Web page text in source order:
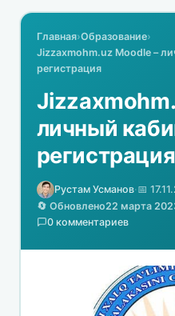
Главная›Образование›
Jizzaxmohm.uz Moodle –
регистрация
личный
регистрация
Рустам Усманов·📅
🔄 Обновлено22 марта
0 комментариев